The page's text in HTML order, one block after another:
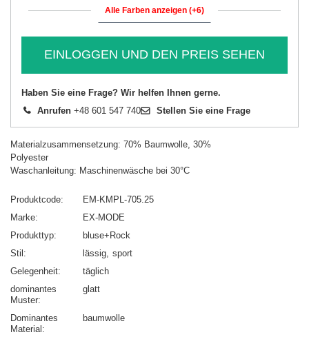
Alle Farben anzeigen (+6)
EINLOGGEN UND DEN PREIS SEHEN
Haben Sie eine Frage? Wir helfen Ihnen gerne.
Anrufen +48 601 547 740 Stellen Sie eine Frage
Materialzusammensetzung: 70% Baumwolle, 30%
Polyester
Waschanleitung: Maschinenwäsche bei 30°C
Produktcode
EM-KMPL-705.25
Marke
EX-MODE
Produkttyp
bluse+Rock
Stil
lässig sport
Gelegenheit
täglich
dominantes
Muster
glatt
Dominantes
Material
baumwolle